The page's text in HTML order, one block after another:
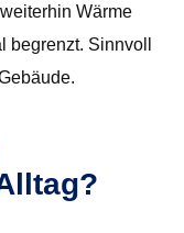
Wärme
Sinnvoll